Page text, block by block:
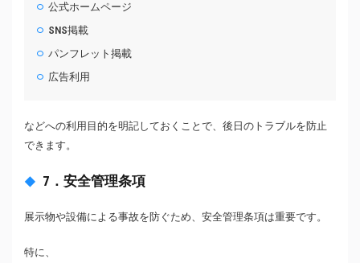
公式ホームページ
SNS掲載
パンフレット掲載
広告利用
などへの利用目的を明記しておくことで、後日のトラブルを防止
できます。
7．安全管理条項
展示物や設備による事故を防ぐため、安全管理条項は重要です。
特に、